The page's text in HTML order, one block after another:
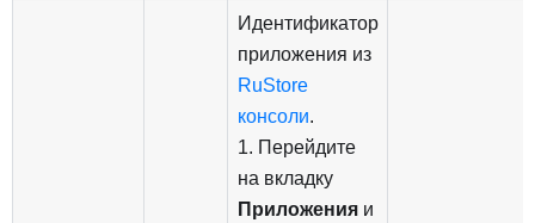
Идентификатор
приложения из
RuStore
консоли.
1. Перейдите
на вкладку
Приложенияи